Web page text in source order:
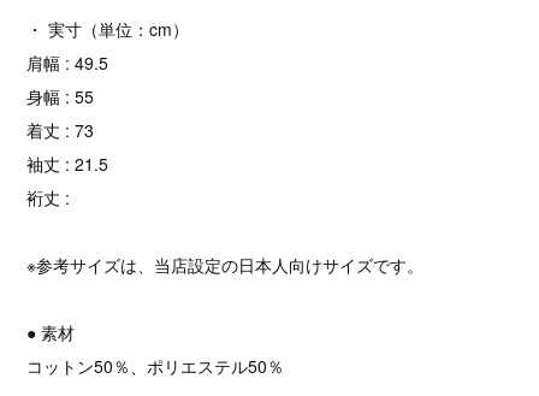
・ 実寸（単位：cm）
肩幅 : 49.5
身幅 : 55
着丈 : 73
袖丈 : 21.5
裄丈 :
※参考サイズは、当店設定の日本人向けサイズです。
● 素材
コットン50％、ポリエステル50％